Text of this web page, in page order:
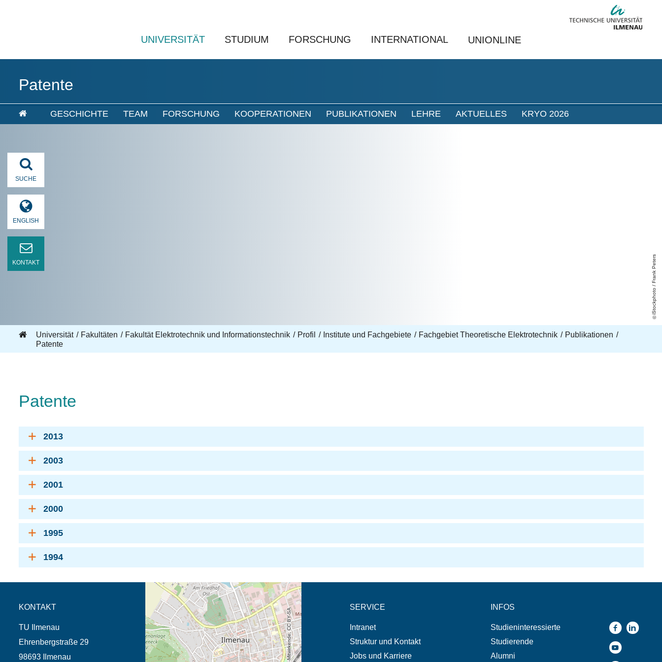
UNIVERSITÄT STUDIUM FORSCHUNG INTERNATIONAL UNIONLINE
Patente
GESCHICHTE TEAM FORSCHUNG KOOPERATIONEN PUBLIKATIONEN LEHRE AKTUELLES KRYO 2026
iStockphoto / Frank Peters
SUCHE
ENGLISH
KONTAKT
Universität Fakultäten Fakultät Elektrotechnik und Informationstechnik Profil Institute und Fachgebiete Fachgebiet Theoretische Elektrotechnik
Publikationen
Patente
Patente
2013
2003
2001
2000
1995
1994
KONTAKT
TU Ilmenau
Ehrenbergstraße 29
98693 Ilmenau
Öffnet die Anfahrtsbeschreibung in neuem
Tab (Karte)
SERVICE
Intranet
Struktur und Kontakt
Jobs und Karriere
INFOS
Studieninteressierte
Studierende
Alumni